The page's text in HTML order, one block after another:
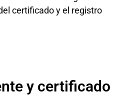
certificado y el registro
y certificado